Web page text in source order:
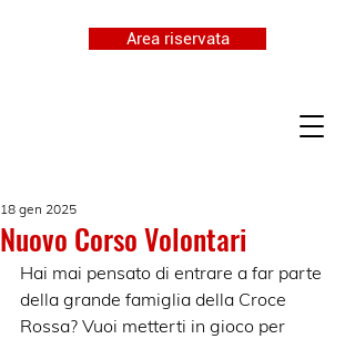
Area riservata
Nuovo Corso Volontari
18 gen 2025
Hai mai pensato di entrare a far parte
della grande famiglia della Croce
Rossa? Vuoi metterti in gioco per